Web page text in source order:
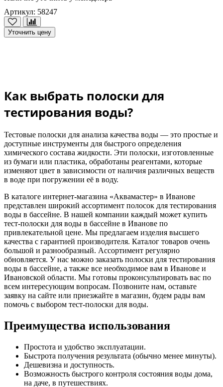
Артикул: 58247
Уточнить цену
Как выбрать полоски для
тестирования воды?
Тестовые полоски для анализа качества воды — это простые и
доступные инструменты для быстрого определения
химического состава жидкости. Эти полоски, изготовленные
из бумаги или пластика, обработаны реагентами, которые
изменяют цвет в зависимости от наличия различных веществ
в воде при погружении её в воду.
В каталоге интернет-магазина «Аквамастер» в Иванове
представлен широкий ассортимент полосок для тестирования
воды в бассейне. В нашей компании каждый может купить
тест-полоски для воды в бассейне в Иванове по
привлекательной цене. Мы предлагаем изделия высшего
качества с гарантией производителя. Каталог товаров очень
большой и разнообразный. Ассортимент регулярно
обновляется. У нас можно заказать полоски для тестирования
воды в бассейне, а также все необходимое вам в Иванове и
Ивановской области. Мы готовы проконсультировать вас по
всем интересующим вопросам. Позвоните нам, оставьте
заявку на сайте или приезжайте в магазин, будем рады вам
помочь с выбором тест-полоски для воды.
Преимущества использования
Простота и удобство эксплуатации.
Быстрота получения результата (обычно менее минуты).
Дешевизна и доступность.
Возможность быстрого контроля состояния воды дома,
на даче, в путешествиях.